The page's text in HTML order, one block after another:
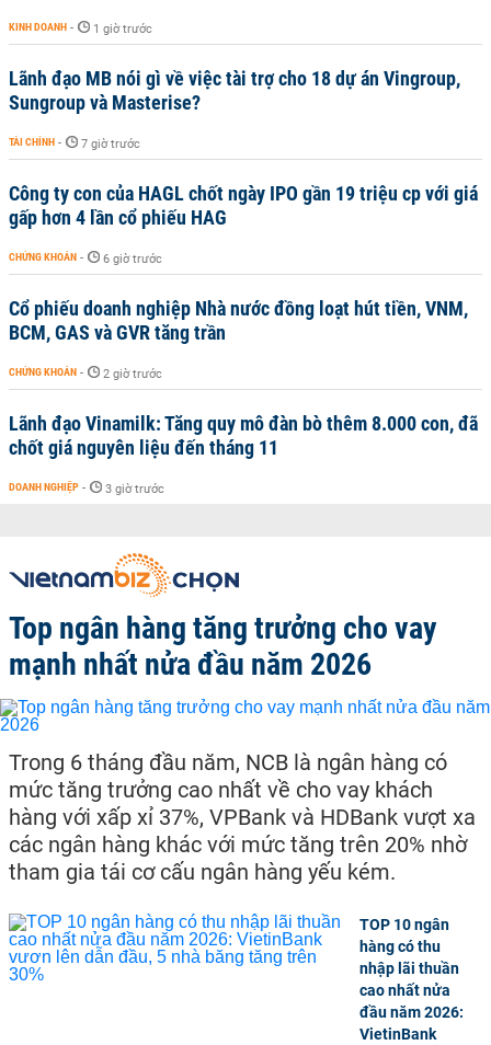
KINH DOANH - 1 giờ trước
Lãnh đạo MB nói gì về việc tài trợ cho 18 dự án Vingroup,
Sungroup và Masterise?
TÀI CHÍNH - 7 giờ trước
Công ty con của HAGL chốt ngày IPO gần 19 triệu cp với giá
gấp hơn 4 lần cổ phiếu HAG
CHỨNG KHOÁN - 6 giờ trước
Cổ phiếu doanh nghiệp Nhà nước đồng loạt hút tiền, VNM,
BCM, GAS và GVR tăng trần
CHỨNG KHOÁN - 2 giờ trước
Lãnh đạo Vinamilk: Tăng quy mô đàn bò thêm 8.000 con, đã
chốt giá nguyên liệu đến tháng 11
DOANH NGHIỆP - 3 giờ trước
Top ngân hàng tăng trưởng cho vay
mạnh nhất nửa đầu năm 2026
Trong 6 tháng đầu năm, NCB là ngân hàng có
mức tăng trưởng cao nhất về cho vay khách
hàng với xấp xỉ 37%, VPBank và HDBank vượt xa
các ngân hàng khác với mức tăng trên 20% nhờ
tham gia tái cơ cấu ngân hàng yếu kém.
TOP 10 ngân
hàng có thu
nhập lãi thuần
cao nhất nửa
đầu năm 2026:
VietinBank